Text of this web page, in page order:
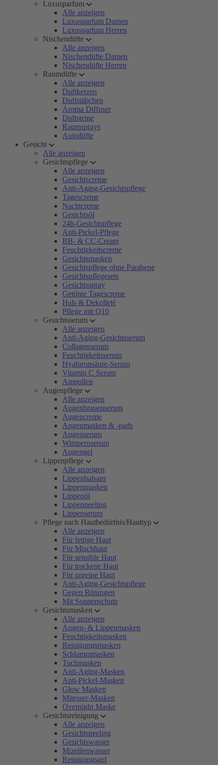
Luxusparfum
Alle anzeigen
Luxusparfum Damen
Luxusparfum Herren
Nischendüfte
Alle anzeigen
Nischendüfte Damen
Nischendüfte Herren
Raumdüfte
Alle anzeigen
Duftkerzen
Duftstäbchen
Aroma Diffuser
Duftsteine
Raumsprays
Autodüfte
Gesicht
Alle anzeigen
Gesichtspflege
Alle anzeigen
Gesichtscreme
Anti-Aging-Gesichtspflege
Tagescreme
Nachtcreme
Gesichtsöl
24h-Gesichtspflege
Anti-Pickel-Pflege
BB- & CC-Cream
Feuchtigkeitscreme
Gesichtsmasken
Gesichtspflege ohne Parabene
Gesichtspflegesets
Gesichtsspray
Getönte Tagescreme
Hals & Dekolleté
Pflege mit Q10
Gesichtsserum
Alle anzeigen
Anti-Aging-Gesichtsserum
Collagenserum
Feuchtigkeitsserum
Hyaluronsäure-Serum
Vitamin C Serum
Ampullen
Augenpflege
Alle anzeigen
Augenbrauenserum
Augencreme
Augenmasken & -pads
Augenserum
Wimpernserum
Augengel
Lippenpflege
Alle anzeigen
Lippenbalsam
Lippenmasken
Lippenöl
Lippenpeeling
Lippenserum
Pflege nach Hautbedürfnis/Hauttyp
Alle anzeigen
Für fettige Haut
Für Mischhaut
Für sensible Haut
Für trockene Haut
Für unreine Haut
Anti-Aging-Gesichtspflege
Gegen Rötungen
Mit Sonnenschutz
Gesichtsmasken
Alle anzeigen
Augen- & Lippenmasken
Feuchtigkeitsmasken
Reinigungsmasken
Schlammmasken
Tuchmasken
Anti-Aging-Masken
Anti-Pickel-Masken
Glow Masken
Mitesser-Masken
Overnight Maske
Gesichtsreinigung
Alle anzeigen
Gesichtspeeling
Gesichtswasser
Mizellenwasser
Reinigungsgel